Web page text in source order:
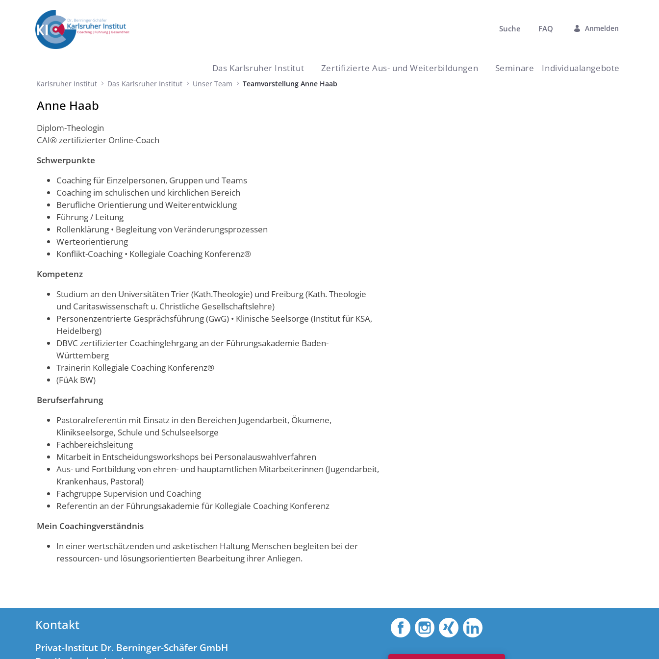
Zum Hauptinhalt springen
Suche FAQ Anmelden
Das Karlsruher Institut Zertifizierte Aus- und Weiterbildungen Seminare Individualangebote
Teamvorstellung Anne Haab - Karlsruher Institut
Karlsruher Institut Das Karlsruher Institut Unser Team Teamvorstellung Anne Haab
Anne Haab
Diplom-Theologin
CAI® zertifizierter Online-Coach
Schwerpunkte
Coaching für Einzelpersonen, Gruppen und Teams
Coaching im schulischen und kirchlichen Bereich
Berufliche Orientierung und Weiterentwicklung
Führung / Leitung
Rollenklärung • Begleitung von Veränderungsprozessen
Werteorientierung
Konflikt-Coaching • Kollegiale Coaching Konferenz®
Kompetenz
Studium an den Universitäten Trier (Kath.Theologie) und Freiburg (Kath. Theologie
und Caritaswissenschaft u. Christliche Gesellschaftslehre)
Personenzentrierte Gesprächsführung (GwG) • Klinische Seelsorge (Institut für KSA,
Heidelberg)
DBVC zertifizierter Coachinglehrgang an der Führungsakademie Baden-
Württemberg
Trainerin Kollegiale Coaching Konferenz®
(FüAk BW)
Berufserfahrung
Pastoralreferentin mit Einsatz in den Bereichen Jugendarbeit, Ökumene,
Klinikseelsorge, Schule und Schulseelsorge
Fachbereichsleitung
Mitarbeit in Entscheidungsworkshops bei Personalauswahlverfahren
Aus- und Fortbildung von ehren- und hauptamtlichen Mitarbeiterinnen (Jugendarbeit,
Krankenhaus, Pastoral)
Fachgruppe Supervision und Coaching
Referentin an der Führungsakademie für Kollegiale Coaching Konferenz
Mein Coachingverständnis
In einer wertschätzenden und asketischen Haltung Menschen begleiten bei der
ressourcen- und lösungsorientierten Bearbeitung ihrer Anliegen.
Kontakt
Privat-Institut Dr. Berninger-Schäfer GmbH